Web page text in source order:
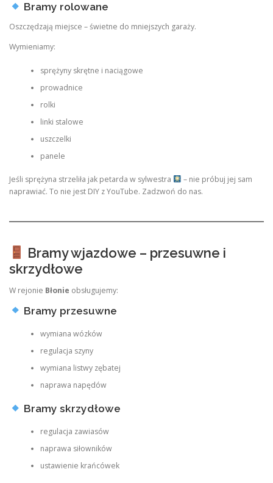
Bramy rolowane
Oszczędzają miejsce – świetne do mniejszych garaży.
Wymieniamy:
sprężyny skrętne i naciągowe
prowadnice
rolki
linki stalowe
uszczelki
panele
Jeśli sprężyna strzeliła jak petarda w sylwestra
– nie próbuj jej sam
naprawiać. To nie jest DIY z YouTube. Zadzwoń do nas.
Bramy wjazdowe – przesuwne i
skrzydłowe
W rejonie Błonie obsługujemy:
Bramy przesuwne
wymiana wózków
regulacja szyny
wymiana listwy zębatej
naprawa napędów
Bramy skrzydłowe
regulacja zawiasów
naprawa siłowników
ustawienie krańcówek